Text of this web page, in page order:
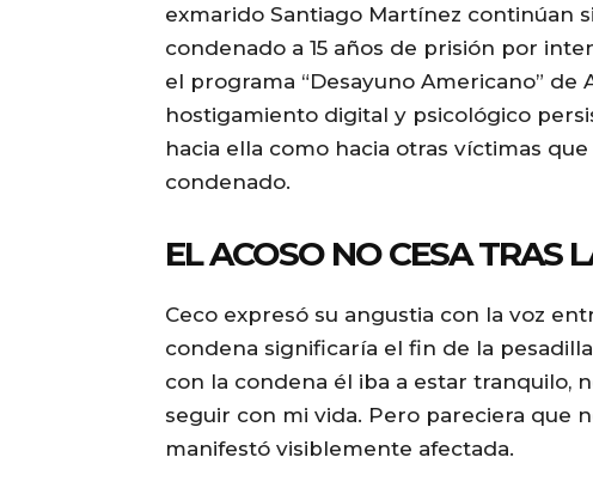
exmarido Santiago Martínez continúan
condenado a 15 años de prisión por
el programa “Desayuno Americano” de
hostigamiento digital y psicológico
hacia ella como hacia otras víctimas
condenado.
EL ACOSO NO CESA TRAS
Ceco expresó su angustia con la voz
condena significaría el fin de la
con la condena él iba a estar tranquilo,
seguir con mi vida. Pero pareciera que
manifestó visiblemente afectada.